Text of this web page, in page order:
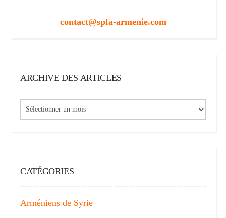
contact@spfa-armenie.com
ARCHIVE DES ARTICLES
des
CATÉGORIES
Arméniens de Syrie